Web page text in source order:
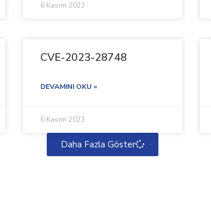
6 Kasım 2023
CVE-2023-28748
DEVAMINI OKU »
6 Kasım 2023
Daha Fazla Göster